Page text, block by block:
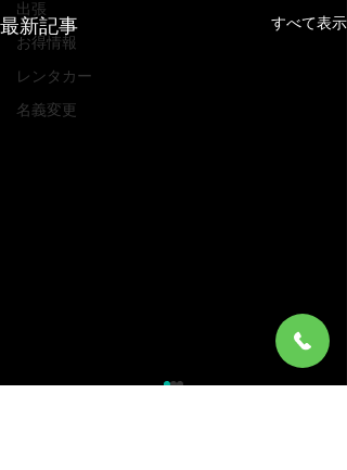
出張
お得情報
レンタカー
名義変更
最新記事 すべて表示